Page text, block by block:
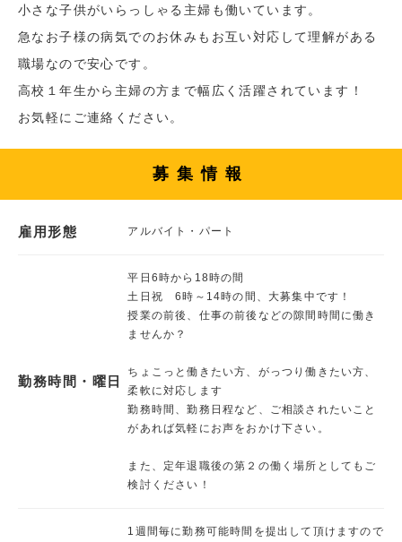
小さな子供がいらっしゃる主婦も働いています。
急なお子様の病気でのお休みもお互い対応して理解がある
職場なので安心です。
高校１年生から主婦の方まで幅広く活躍されています！
お気軽にご連絡ください。
募集情報
雇用形態 アルバイト・パート
勤務時間・曜日
平日6時から18時の間
土日祝 6時～14時の間、大募集中です！
授業の前後、仕事の前後などの隙間時間に働き
ませんか？
ちょこっと働きたい方、がっつり働きたい方、
柔軟に対応します
勤務時間、勤務日程など、ご相談されたいこと
があれば気軽にお声をおかけ下さい。
また、定年退職後の第２の働く場所としてもご
検討ください！
1週間毎に勤務可能時間を提出して頂けますので